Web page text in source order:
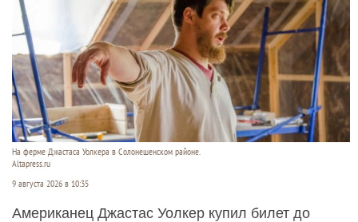
На ферме Джастаса Уолкера в Солонешенском районе.
Altapress.ru
9 августа 2026 в 10:35
Американец Джастас Уолкер купил билет до